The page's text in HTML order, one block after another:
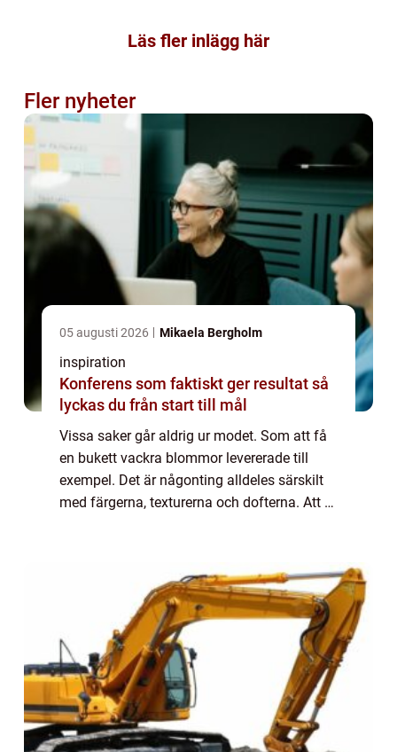
Läs fler inlägg här
Fler nyheter
05 augusti 2026 Mikaela Bergholm
inspiration
Konferens som faktiskt ger resultat så
lyckas du från start till mål
Vissa saker går aldrig ur modet. Som att få
en bukett vackra blommor levererade till
exempel. Det är någonting alldeles särskilt
med färgerna, texturerna och dofterna. Att få